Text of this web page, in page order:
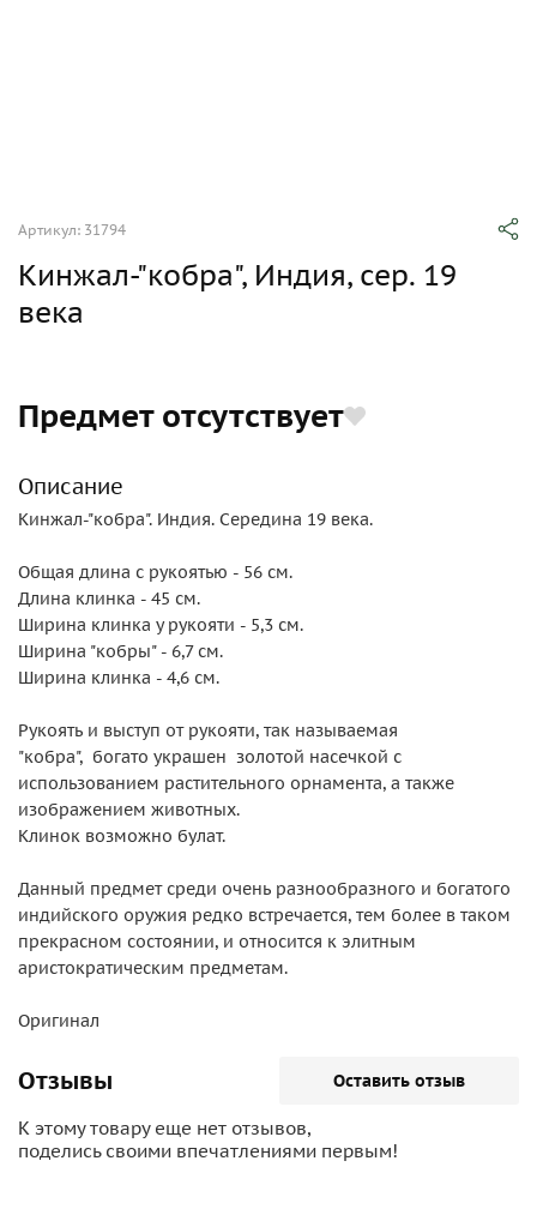
Артикул: 31794
Кинжал-"кобра", Индия, сер. 19
века
Предмет отсутствует
Описание
Кинжал-"кобра". Индия. Середина 19 века.
Общая длина с рукоятью - 56 см.
Длина клинка - 45 см.
Ширина клинка у рукояти - 5,3 см.
Ширина "кобры" - 6,7 см.
Ширина клинка - 4,6 см.
Рукоять и выступ от рукояти, так называемая
"кобра", богато украшен золотой насечкой с
использованием растительного орнамента, а также
изображением животных.
Клинок возможно булат.
Данный предмет среди очень разнообразного и богатого
индийского оружия редко встречается, тем более в таком
прекрасном состоянии, и относится к элитным
аристократическим предметам.
Оригинал
Отзывы Оставить отзыв
К этому товару еще нет отзывов,
поделись своими впечатлениями первым!